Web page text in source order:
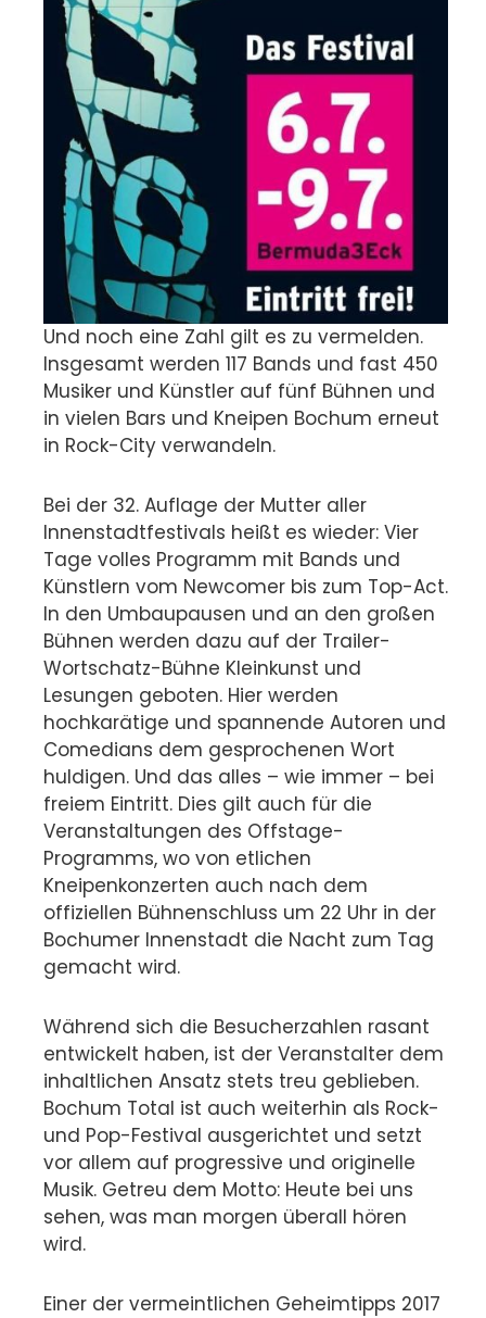
Und noch eine Zahl gilt es zu vermelden.
Insgesamt werden 117 Bands und fast 450
Musiker und Künstler auf fünf Bühnen und
in vielen Bars und Kneipen Bochum erneut
in Rock-City verwandeln.
Bei der 32. Auflage der Mutter aller
Innenstadtfestivals heißt es wieder: Vier
Tage volles Programm mit Bands und
Künstlern vom Newcomer bis zum Top-Act.
In den Umbaupausen und an den großen
Bühnen werden dazu auf der Trailer-
Wortschatz-Bühne Kleinkunst und
Lesungen geboten. Hier werden
hochkarätige und spannende Autoren und
Comedians dem gesprochenen Wort
huldigen. Und das alles – wie immer – bei
freiem Eintritt. Dies gilt auch für die
Veranstaltungen des Offstage-
Programms, wo von etlichen
Kneipenkonzerten auch nach dem
offiziellen Bühnenschluss um 22 Uhr in der
Bochumer Innenstadt die Nacht zum Tag
gemacht wird.
Während sich die Besucherzahlen rasant
entwickelt haben, ist der Veranstalter dem
inhaltlichen Ansatz stets treu geblieben.
Bochum Total ist auch weiterhin als Rock-
und Pop-Festival ausgerichtet und setzt
vor allem auf progressive und originelle
Musik. Getreu dem Motto: Heute bei uns
sehen, was man morgen überall hören
wird.
Einer der vermeintlichen Geheimtipps 2017